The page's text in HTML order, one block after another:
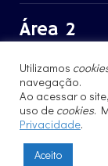
Área 2
Jardim Santa
São Carlos - São
Telefone: (16) 3373-
(16) 3364-8070
Utilizamos
navegação.
Ao acessar o
uso de cookies.
Privacidade.
Aceito